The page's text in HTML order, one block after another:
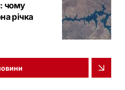
чому
річка